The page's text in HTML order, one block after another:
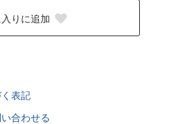
りに追加
表記
合わせる